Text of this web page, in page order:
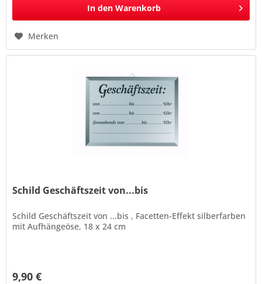
In den Warenkorb
Merken
Schild Geschäftszeit von...bis
Schild Geschäftszeit von ...bis , Facetten-Effekt silberfarben
mit Aufhängeöse, 18 x 24 cm
9,90 €